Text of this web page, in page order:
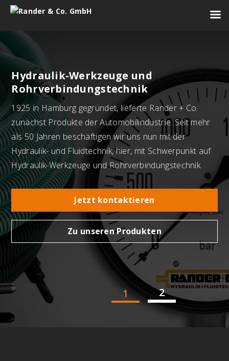
Hydraulik-Werkzeuge und
Rohrverbindungstechnik
1925 in Hamburg gegründet, lieferte Rander + Co.
zunächst Produkte der Automobilindustrie. Seit mehr
als 50 Jahren beschäftigen wir uns nun mit der
Hydraulik- und Fluidtechnik, hier, mit Schwerpunkt auf
Hydraulik-Werkzeuge und Rohrverbindungstechnik.
Jetzt kontaktieren
Zu unseren Produkten
1 2